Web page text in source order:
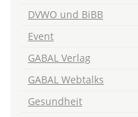
DVWO und BiBB
Event
GABAL Verlag
GABAL Webtalks
Gesundheit